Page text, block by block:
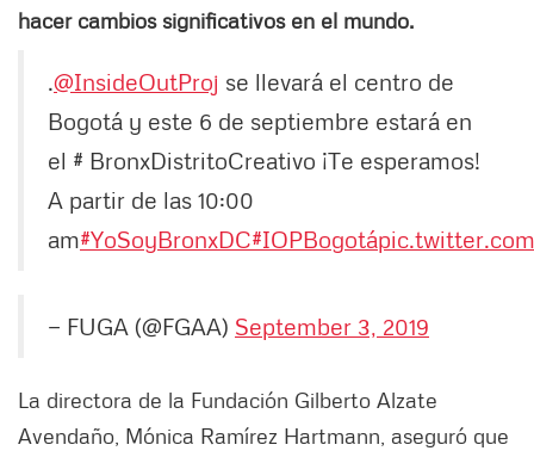
hacer cambios significativos en el mundo.
.@InsideOutProj se llevará el centro de
Bogotá y este 6 de septiembre estará en
el # BronxDistritoCreativo ¡Te esperamos!
A partir de las 10:00
am#YoSoyBronxDC#IOPBogotá
— FUGA (@FGAA) September 3, 2019
La directora de la Fundación Gilberto Alzate
Avendaño, Mónica Ramírez Hartmann, aseguró que